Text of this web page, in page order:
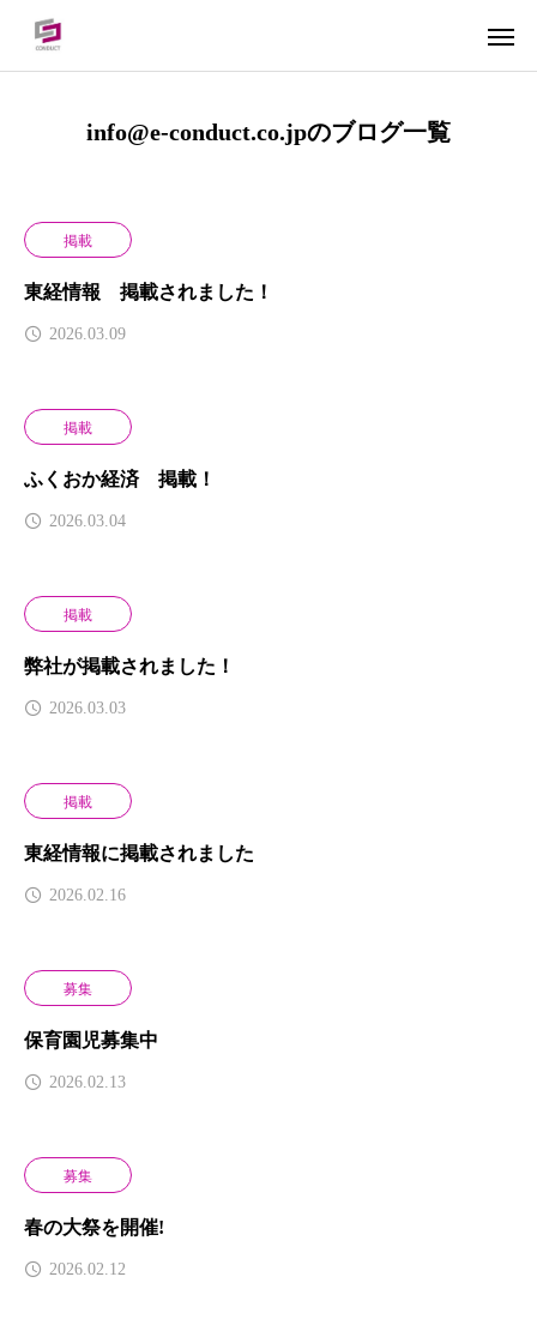
info@e-conduct.co.jpのブログ一覧
掲載
東経情報 掲載されました！
2026.03.09
掲載
ふくおか経済 掲載！
2026.03.04
掲載
弊社が掲載されました！
2026.03.03
掲載
東経情報に掲載されました
2026.02.16
募集
保育園児募集中
2026.02.13
募集
春の大祭を開催!
2026.02.12